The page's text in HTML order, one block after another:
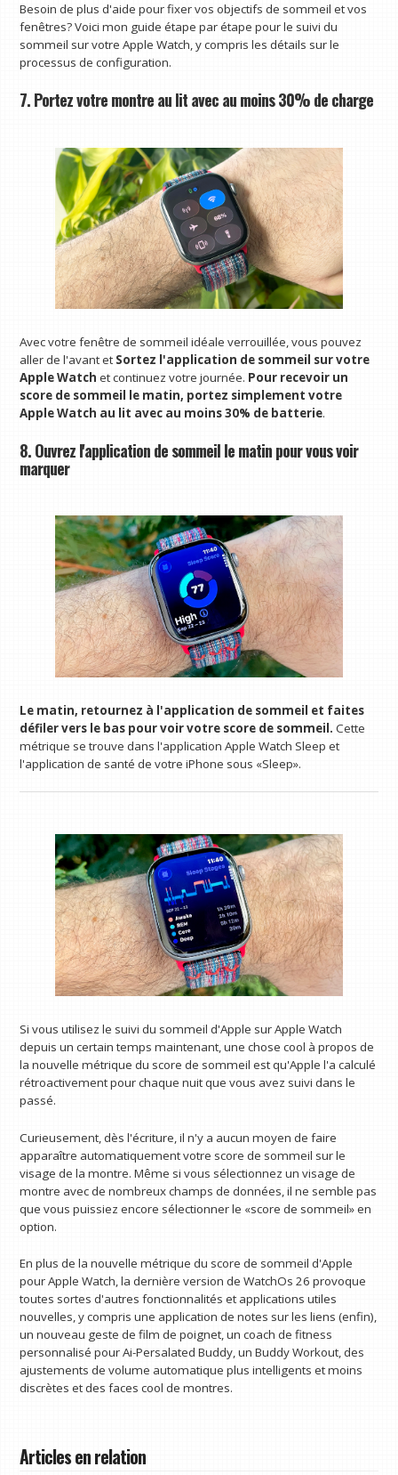
Besoin de plus d'aide pour fixer vos objectifs de sommeil et vos
fenêtres? Voici mon guide étape par étape pour le suivi du
sommeil sur votre Apple Watch, y compris les détails sur le
processus de configuration.
7. Portez votre montre au lit avec au moins 30% de charge
Avec votre fenêtre de sommeil idéale verrouillée, vous pouvez
aller de l'avant et Sortez l'application de sommeil sur votre
Apple Watch et continuez votre journée. Pour recevoir un
score de sommeil le matin, portez simplement votre
Apple Watch au lit avec au moins 30% de batterie.
8. Ouvrez l'application de sommeil le matin pour vous voir
marquer
Le matin, retournez à l'application de sommeil et faites
défiler vers le bas pour voir votre score de sommeil.Cette
métrique se trouve dans l'application Apple Watch Sleep et
l'application de santé de votre iPhone sous «Sleep».
Si vous utilisez le suivi du sommeil d'Apple sur Apple Watch
depuis un certain temps maintenant, une chose cool à propos de
la nouvelle métrique du score de sommeil est qu'Apple l'a calculé
rétroactivement pour chaque nuit que vous avez suivi dans le
passé.
Curieusement, dès l'écriture, il n'y a aucun moyen de faire
apparaître automatiquement votre score de sommeil sur le
visage de la montre. Même si vous sélectionnez un visage de
montre avec de nombreux champs de données, il ne semble pas
que vous puissiez encore sélectionner le «score de sommeil» en
option.
En plus de la nouvelle métrique du score de sommeil d'Apple
pour Apple Watch, la dernière version de WatchOs 26 provoque
toutes sortes d'autres fonctionnalités et applications utiles
nouvelles, y compris une application de notes sur les liens (enfin),
un nouveau geste de film de poignet, un coach de fitness
personnalisé pour Ai-Persalated Buddy, un Buddy Workout, des
ajustements de volume automatique plus intelligents et moins
discrètes et des faces cool de montres.
Articles en relation